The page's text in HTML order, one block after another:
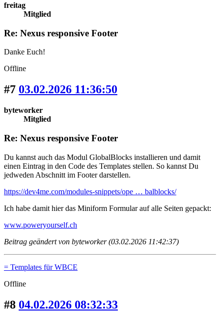
freitag
Mitglied
Re: Nexus responsive Footer
Danke Euch!
Offline
#7 03.02.2026 11:36:50
byteworker
Mitglied
Re: Nexus responsive Footer
Du kannst auch das Modul GlobalBlocks installieren und damit
einen Eintrag in den Code des Templates stellen. So kannst Du
jedweden Abschnitt im Footer darstellen.
https://dev4me.com/modules-snippets/ope … balblocks/
Ich habe damit hier das Miniform Formular auf alle Seiten gepackt:
www.poweryourself.ch
Beitrag geändert von byteworker (03.02.2026 11:42:37)
= Templates für WBCE
Offline
#8 04.02.2026 08:32:33